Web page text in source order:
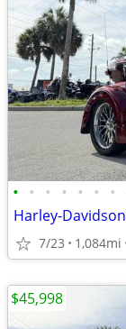
• • • • • • •
7/23 1,084mi
$45,998